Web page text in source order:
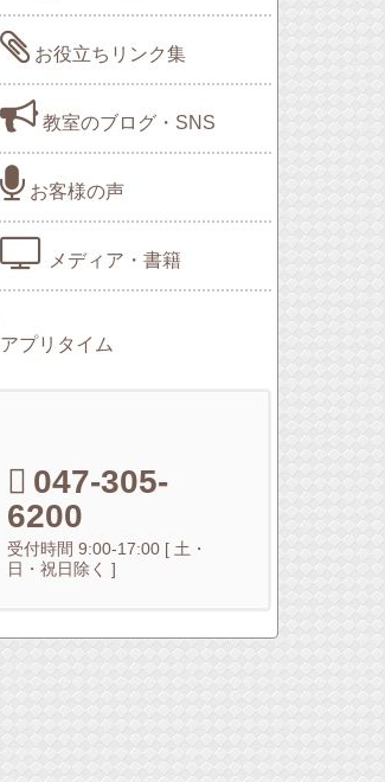
お役立ちリンク集
教室のブログ・SNS
お客様の声
メディア・書籍
アプリタイム
047-305-
6200
受付時間 9:00-17:00 [ 土・
日・祝日除く ]